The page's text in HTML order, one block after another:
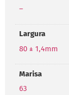
–
Largura
80 ± 1,4mm
Marisa
63